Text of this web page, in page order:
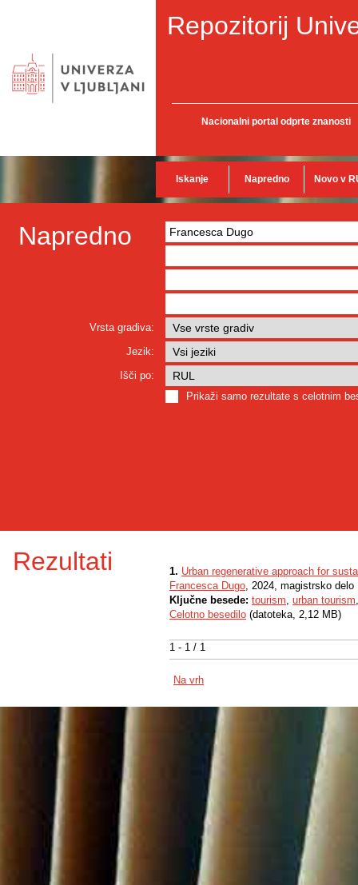
Repozitorij
Nacionalni portal odprte znanosti
Iskanje Napredno Novo v
Napredno
Vrsta gradiva:
Jezik:
Išči po:
Prikaži samo rezultate s celotnim
Rezultati
1 - 1 / 1
1. Urban regenerative approach for
Francesca Dugo, 2024, magistrsko delo
Ključne besede: tourism, urban tourism
Celotno besedilo (datoteka, 2,12 MB)
Na vrh